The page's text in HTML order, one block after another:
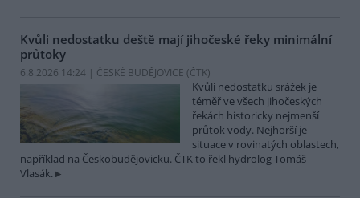
Kvůli nedostatku deště mají jihočeské řeky minimální
průtoky
6.8.2026 14:24 | ČESKÉ BUDĚJOVICE (ČTK)
Kvůli nedostatku srážek je
téměř ve všech jihočeských
řekách historicky nejmenší
průtok vody. Nejhorší je
situace v rovinatých oblastech,
například na Českobudějovicku. ČTK to řekl hydrolog Tomáš
Vlasák.